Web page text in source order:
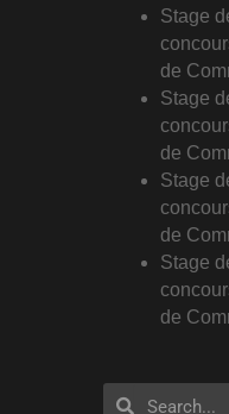
Stage
de
Stage
de
Stage
de
Stage
de
Rechercher
Rechercher